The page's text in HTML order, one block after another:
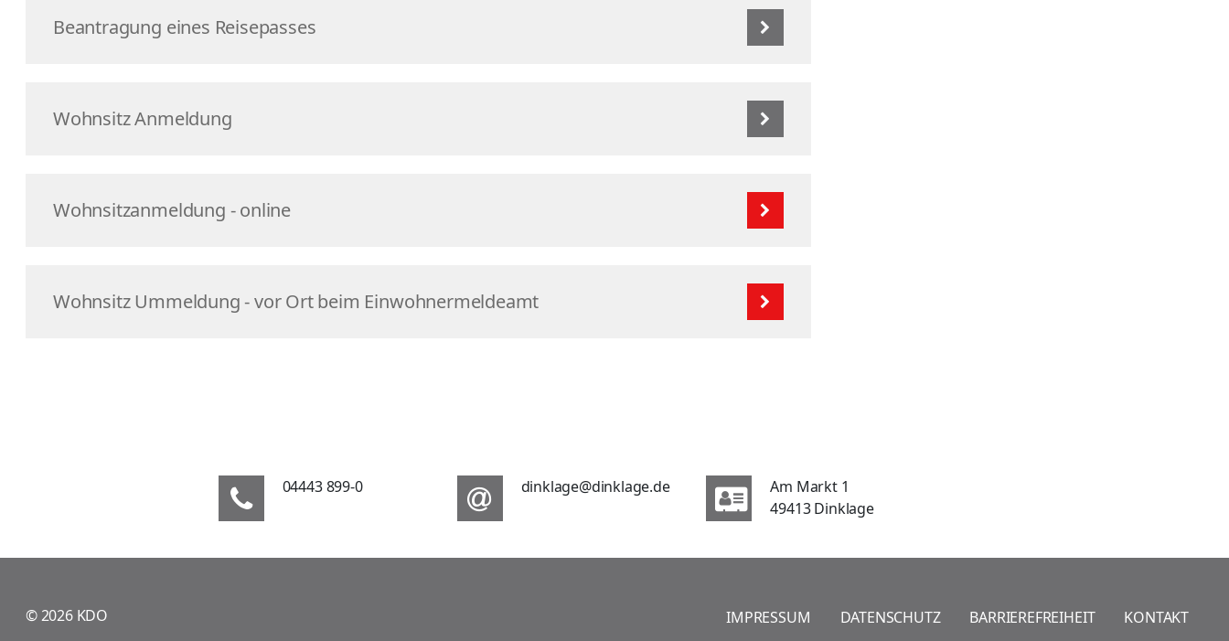
Beantragung eines Reisepasses
Wohnsitz Anmeldung
Wohnsitzanmeldung - online
Wohnsitz Ummeldung - vor Ort beim Einwohnermeldeamt
04443 899-0 dinklage@dinklage.de
Am Markt 1
49413 Dinklage
© 2026 KDO IMPRESSUM DATENSCHUTZ BARRIEREFREIHEIT KONTAKT